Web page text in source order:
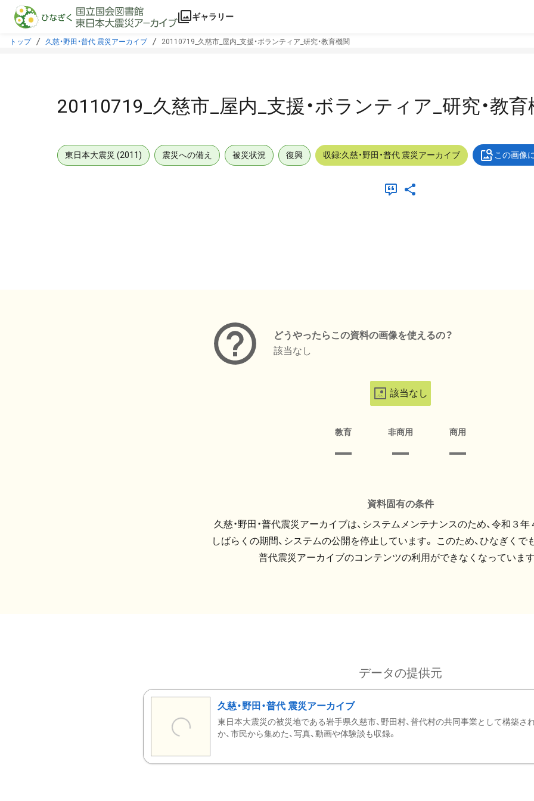
本文に飛ぶ
ギャラリー
トップ 久慈・野田・普代 震災アーカイブ 20110719_久慈市_屋内_支援・ボランティア_研究・教育機関
20110719_久慈市_屋内_支援・ボランティア_研究・教育
東日本大震災 (2011) 震災への備え 被災状況 復興 収録:久慈・野田・普代 震災アーカイブ この画像
どうやったらこの資料の画像を使えるの？
該当なし
該当なし
教育 非商用 商用
資料固有の条件
久慈・野田・普代震災アーカイブは、システムメンテナンスのため、令和３
しばらくの期間、システムの公開を停止しています。 このため、ひなぎくでも
普代震災アーカイブのコンテンツの利用ができなくなっています
データの提供元
久慈・野田・普代 震災アーカイブ
東日本大震災の被災地である岩手県久慈市、野田村、普代村の共同事業として構築さ
か、市民から集めた、写真、動画や体験談も収録。